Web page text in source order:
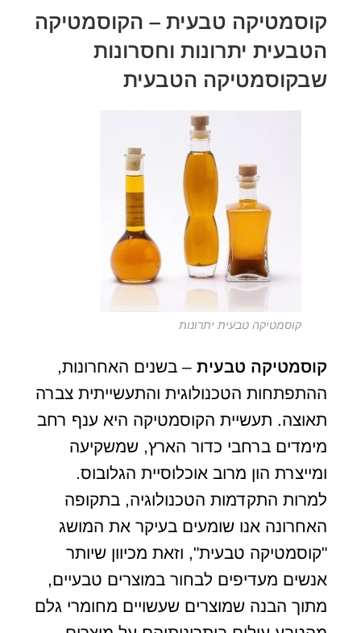
קוסמטיקה טבעית – הקוסמטיקה
הטבעית יתרונות וחסרונות
שבקוסמטיקה הטבעית
קוסמטיקה טבעית יתרונות
קוסמטיקה טבעית– בשנים האחרונות,
ההתפתחות הטכנולוגית והתעשייתית צברה
תאוצה. תעשיית הקוסמטיקה היא ענף רחב
מימדים ברחבי כדור הארץ, שמשקיעה
ומייצרת הון מרוב אוכלוסיית הגלובוס.
למרות התקדמות הטכנולוגיה, בתקופה
האחרונה אנו שומעים בעיקר את המושג
"קוסמטיקה טבעית", וזאת מכיוון שיותר
אנשים מעדיפים לבחור במוצרים טבעיים,
מתוך הבנה שמוצרים שעשויים מחומרי גלם